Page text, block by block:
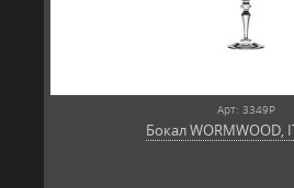
Арт: 3349P
Бокал WORMWOOD,